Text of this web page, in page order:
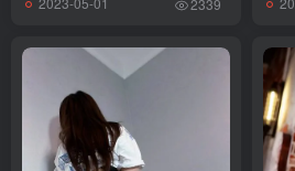
Nyako喵子 NO.034 英仙座护士 [65P-
Nyako喵子 NO.033 姐姐的居家假日
Nyako喵子 NO.032 人妻本 [87P1V-
Nyako喵子 NO.031 柴郡旗袍 [48P-
2339